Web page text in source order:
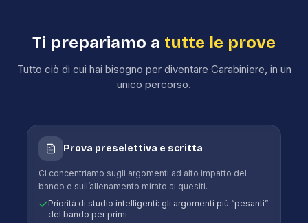
Ti prepariamo a tutte le prove
Tutto ciò di cui hai bisogno per diventare Carabiniere, in un
unico percorso.
Prova preselettiva e scritta
Ci concentriamo sugli argomenti ad alto impatto del
bando e sull’allenamento mirato ai quesiti.
Priorità di studio intelligenti: gli argomenti più “pesanti”
del bando per primi